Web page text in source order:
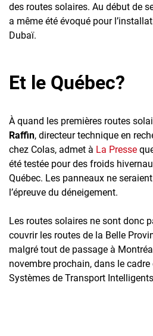
des routes solaires. Au début de
a même été évoqué pour
Dubaï.
Et le Québec?
À quand les premières routes
Raffin, directeur technique en
chez Colas, admet à La Presse
été testée pour des froids
Québec. Les panneaux ne
l’épreuve du déneigement.
Les routes solaires ne sont donc
couvrir les routes de la Belle
malgré tout de passage à
novembre prochain, dans le
Systèmes de Transport